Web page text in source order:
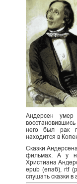
Андерсен
него был рак
находится в
Сказки
фильмах. А у
Христиана
epub (епаб), rtf
слушать сказки